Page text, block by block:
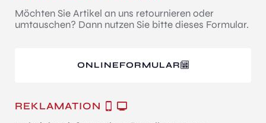
Möchten Sie Artikel an uns retournieren oder
umtauschen? Dann nutzen Sie bitte dieses Formular.
ONLINEFORMULAR
REKLAMATION